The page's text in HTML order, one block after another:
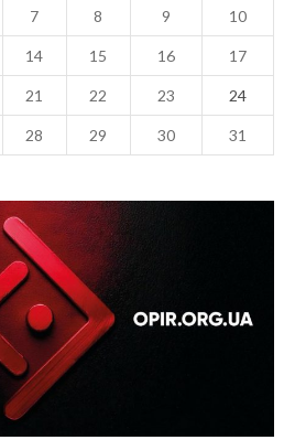
7 8 9 10
14 15 16 17
21 22 23 24
28 29 30
31